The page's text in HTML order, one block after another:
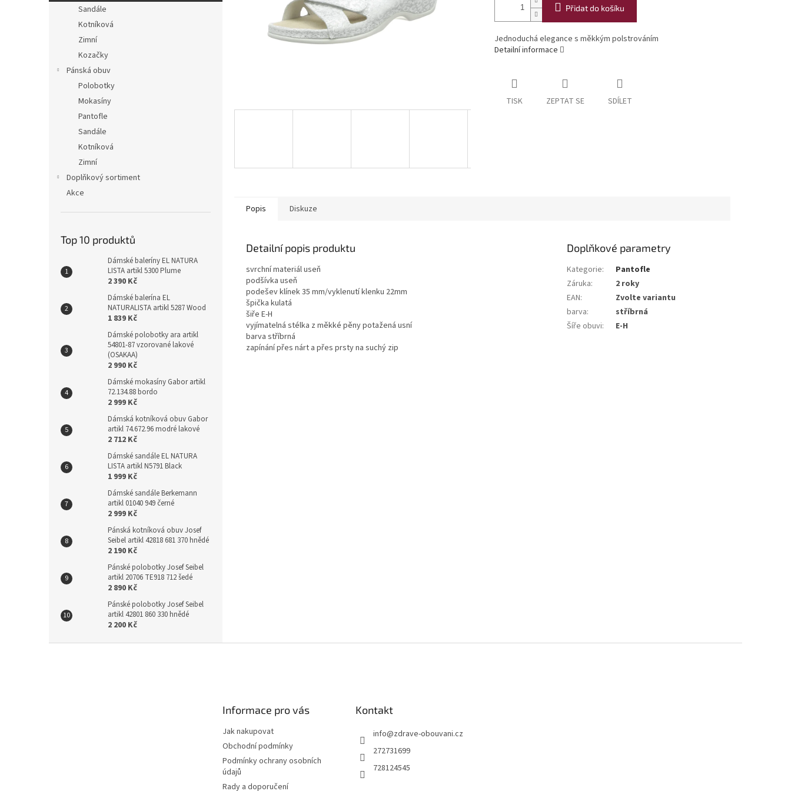
n
Sandále
Kotníková
Zimní
Kozačky
Pánská obuv
Polobotky
Mokasíny
Pantofle
Sandále
Kotníková
Zimní
Doplňkový sortiment
Akce
Top 10 produktů
Dámské baleríny EL NATURA
LISTA artikl 5300 Plume
2 390 Kč
Dámské balerína EL
NATURALISTA artikl 5287 Wood
1 839 Kč
Dámské polobotky ara artikl
54801-87 vzorované lakové
(OSAKAA)
2 990 Kč
Dámské mokasíny Gabor artikl
72.134.88 bordo
2 999 Kč
Dámská kotníková obuv Gabor
artikl 74.672.96 modré lakové
2 712 Kč
Dámské sandále EL NATURA
LISTA artikl N5791 Black
1 999 Kč
Dámské sandále Berkemann
artikl 01040 949 černé
2 999 Kč
Pánská kotníková obuv Josef
Seibel artikl 42818 681 370 hnědé
2 190 Kč
Pánské polobotky Josef Seibel
artikl 20706 TE918 712 šedé
2 890 Kč
Pánské polobotky Josef Seibel
artikl 42801 860 330 hnědé
2 200 Kč
Přidat do košíku
Jednoduchá elegance s měkkým polstrováním
Detailní informace
TISK ZEPTAT SE SDÍLET
Popis Diskuze
Detailní popis produktu
svrchní materiál useň
podšívka useň
podešev klínek 35 mm/vyklenutí klenku 22mm
špička kulatá
šiře E-H
vyjímatelná stélka z měkké pěny potažená usní
barva stříbrná
zapínání přes nárt a přes prsty na suchý zip
Doplňkové parametry
Kategorie:
Pantofle
Záruka:
2 roky
EAN:
Zvolte variantu
barva:
stříbrná
Šíře obuvi: E-H
Informace pro vás
Jak nakupovat
Obchodní podmínky
Podmínky ochrany osobních
údajů
Rady a doporučení
Kontakt
info@zdrave-obouvani.cz
272731699
728124545